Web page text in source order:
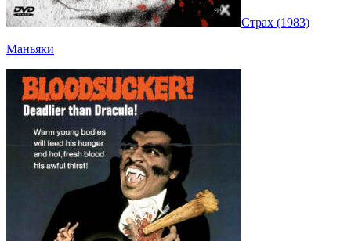
Страх (1983)
Маньяки